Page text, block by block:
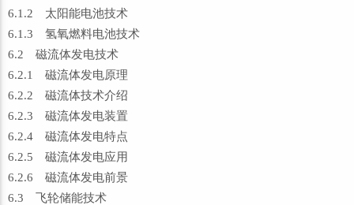
6.1.2 太阳能电池技术
6.1.3 氢氧燃料电池技术
6.2 磁流体发电技术
6.2.1 磁流体发电原理
6.2.2 磁流体技术介绍
6.2.3 磁流体发电装置
6.2.4 磁流体发电特点
6.2.5 磁流体发电应用
6.2.6 磁流体发电前景
6.3 飞轮储能技术